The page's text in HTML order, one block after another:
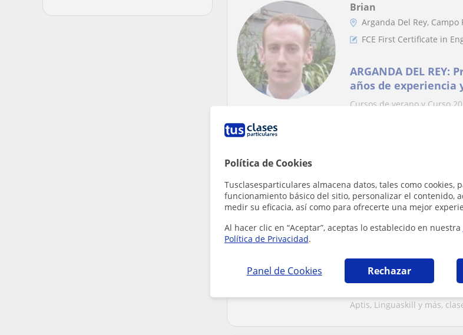
Política de Cookies
Tusclasesparticulares almacena datos, tales como cookies,
funcionamiento básico del sitio, personalizar el contenido,
medir su eficacia, así como para ofrecerte una mejor
Al hacer clic en “Aceptar”, aceptas lo establecido en nuestra
Política de Privacidad.
Panel de Cookies Rechazar
Brian
Arganda Del Rey, Campo
FCE First Certificate in
ARGANDA DEL
años de experiencia y
Cambridge Speaking
Cursos de verano y Curso
Destacado
Profesor Verificado
FCE First Certificate in
🏆 Clases de
TRINITY, IELTS,
Ofrecemos clases de inglés
Aptis, Linguaskill y más,